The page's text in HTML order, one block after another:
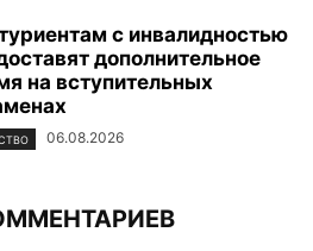
с инвалидностью
дополнительное
на вступительных
06.08.2026